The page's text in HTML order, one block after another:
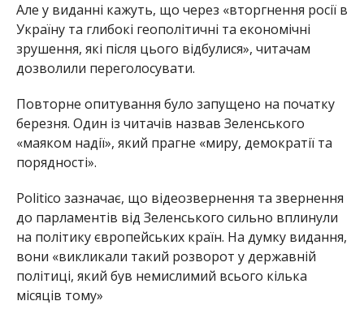
Але у виданні кажуть, що через «вторгнення росії в
Україну та глибокі геополітичні та економічні
зрушення, які після цього відбулися», читачам
дозволили переголосувати.
Повторне опитування було запущено на початку
березня. Один із читачів назвав Зеленського
«маяком надії», який прагне «миру, демократії та
порядності».
Politico зазначає, що відеозвернення та звернення
до парламентів від Зеленського сильно вплинули
на політику європейських країн. На думку видання,
вони «викликали такий розворот у державній
політиці, який був немислимий всього кілька
місяців тому»